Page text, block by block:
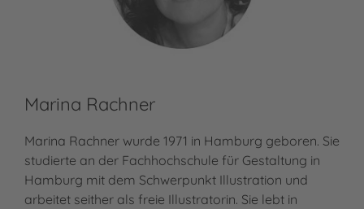
Marina Rachner
Marina Rachner wurde 1971 in Hamburg geboren. Sie
studierte an der Fachhochschule für Gestaltung in
Hamburg mit dem Schwerpunkt Illustration und
arbeitet seither als freie Illustratorin. Sie lebt in